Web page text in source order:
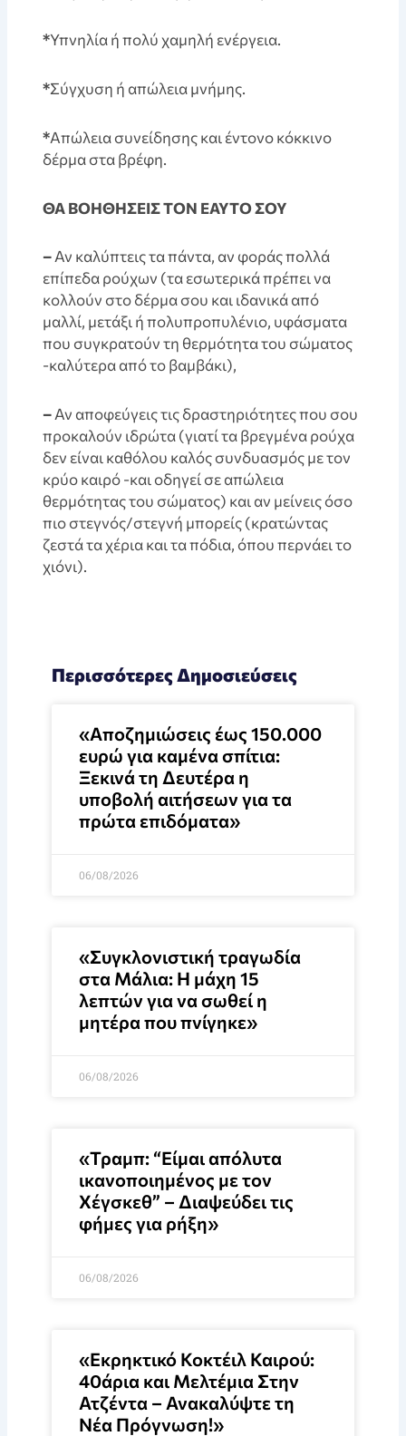
*Υπνηλία ή πολύ χαμηλή ενέργεια.
*Σύγχυση ή απώλεια μνήμης.
*Απώλεια συνείδησης και έντονο κόκκινο
δέρμα στα βρέφη.
ΘΑ ΒΟΗΘΗΣΕΙΣ ΤΟΝ ΕΑΥΤΟ ΣΟΥ
–Αν καλύπτεις τα πάντα, αν φοράς πολλά
επίπεδα ρούχων (τα εσωτερικά πρέπει να
κολλούν στο δέρμα σου και ιδανικά από
μαλλί, μετάξι ή πολυπροπυλένιο, υφάσματα
που συγκρατούν τη θερμότητα του σώματος
-καλύτερα από το βαμβάκι),
–Αν αποφεύγεις τις δραστηριότητες που σου
προκαλούν ιδρώτα (γιατί τα βρεγμένα ρούχα
δεν είναι καθόλου καλός συνδυασμός με τον
κρύο καιρό -και οδηγεί σε απώλεια
θερμότητας του σώματος) και αν μείνεις όσο
πιο στεγνός/στεγνή μπορείς (κρατώντας
ζεστά τα χέρια και τα πόδια, όπου περνάει το
χιόνι).
Περισσότερες Δημοσιεύσεις
«Αποζημιώσεις έως 150.000
ευρώ για καμένα σπίτια:
Ξεκινά τη Δευτέρα η
υποβολή αιτήσεων για τα
πρώτα επιδόματα»
06/08/2026
«Συγκλονιστική τραγωδία
στα Μάλια: Η μάχη 15
λεπτών για να σωθεί η
μητέρα που πνίγηκε»
06/08/2026
«Τραμπ: “Είμαι απόλυτα
ικανοποιημένος με τον
Χέγσκεθ” – Διαψεύδει τις
φήμες για ρήξη»
06/08/2026
«Εκρηκτικό Κοκτέιλ Καιρού:
40άρια και Μελτέμια Στην
Ατζέντα – Ανακαλύψτε τη
Νέα Πρόγνωση!»